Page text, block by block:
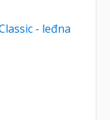
- leđna